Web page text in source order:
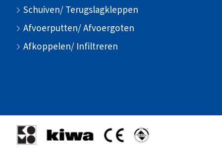
Schuiven/ Terugslagkleppen
Afvoerputten/ Afvoergoten
Afkoppelen/ Infiltreren